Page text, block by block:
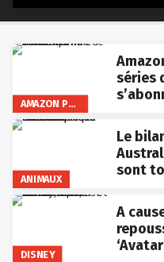
AMAZON PRIME VIDEO
séries
ANIMAUX
Le
sont
DISNEY
A